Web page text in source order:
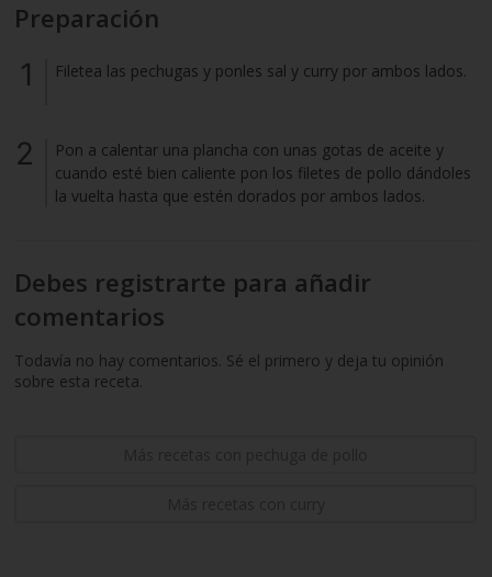
Preparación
Filetea las pechugas y ponles sal y curry por ambos lados.
Pon a calentar una plancha con unas gotas de aceite y
cuando esté bien caliente pon los filetes de pollo dándoles
la vuelta hasta que estén dorados por ambos lados.
Debes registrarte para añadir
comentarios
Todavía no hay comentarios. Sé el primero y deja tu opinión
sobre esta receta.